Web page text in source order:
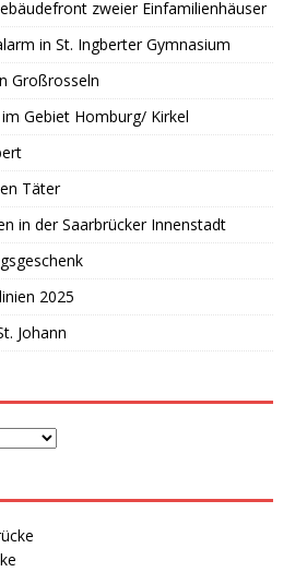
zweier Einfamilienhäuser
in St. Ingberter Gymnasium
Großrosseln
Gebiet Homburg/ Kirkel
Täter
in der Saarbrücker Innenstadt
2025
Johann